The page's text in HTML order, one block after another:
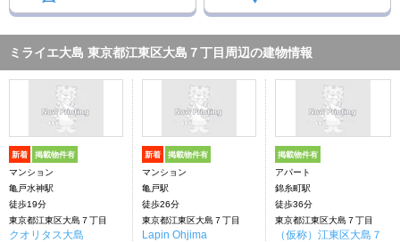
ミライエ大島 東京都江東区大島７丁目周辺の建物情報
新着 掲載物件有
マンション
亀戸水神駅
徒歩19分
東京都江東区大島７丁目
クオリタス大島
新着 掲載物件有
マンション
亀戸駅
徒歩26分
東京都江東区大島７丁目
Lapin Ohjima
掲載物件有
アパート
錦糸町駅
徒歩36分
東京都江東区大島７丁目
（仮称）江東区大島７